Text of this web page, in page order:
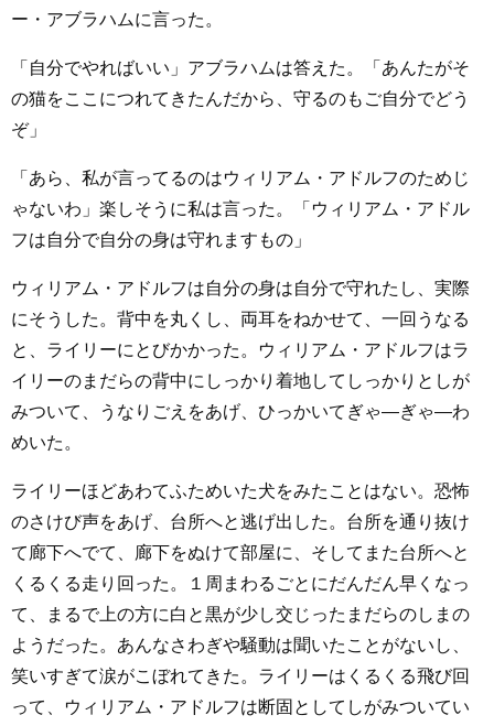
ー・アブラハムに言った。
「自分でやればいい」アブラハムは答えた。「あんたがそ
の猫をここにつれてきたんだから、守るのもご自分でどう
ぞ」
「あら、私が言ってるのはウィリアム・アドルフのためじ
ゃないわ」楽しそうに私は言った。「ウィリアム・アドル
フは自分で自分の身は守れますもの」
ウィリアム・アドルフは自分の身は自分で守れたし、実際
にそうした。背中を丸くし、両耳をねかせて、一回うなる
と、ライリーにとびかかった。ウィリアム・アドルフはラ
イリーのまだらの背中にしっかり着地してしっかりとしが
みついて、うなりごえをあげ、ひっかいてぎゃ―ぎゃ―わ
めいた。
ライリーほどあわてふためいた犬をみたことはない。恐怖
のさけび声をあげ、台所へと逃げ出した。台所を通り抜け
て廊下へでて、廊下をぬけて部屋に、そしてまた台所へと
くるくる走り回った。１周まわるごとにだんだん早くなっ
て、まるで上の方に白と黒が少し交じったまだらのしまの
ようだった。あんなさわぎや騒動は聞いたことがないし、
笑いすぎて涙がこぼれてきた。ライリーはくるくる飛び回
って、ウィリアム・アドルフは断固としてしがみついてい